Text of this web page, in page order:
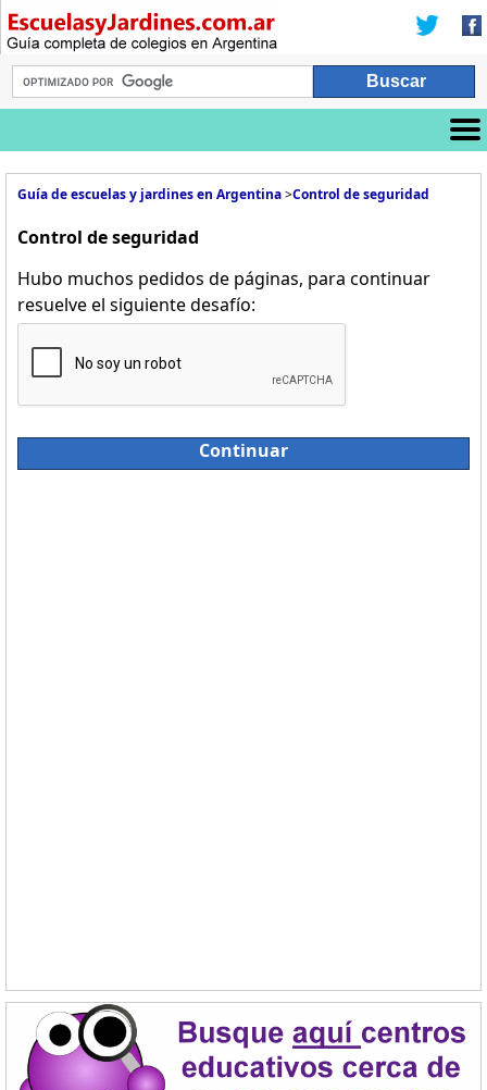
Guía de escuelas y jardines en Argentina>Control de seguridad
Control de seguridad
Hubo muchos pedidos de páginas, para continuar
resuelve el siguiente desafío:
Continuar